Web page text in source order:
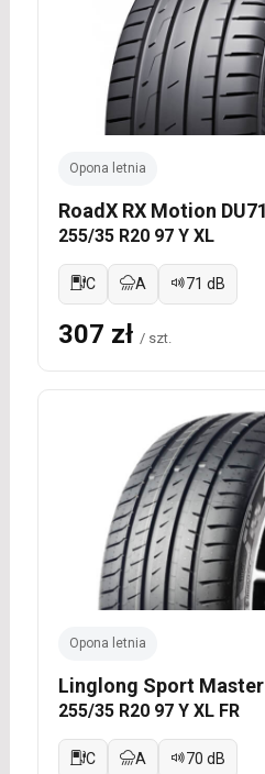
Opona letnia
RoadX RX Motion DU71
255/35 R20 97 Y XL
C A 71 dB
307 zł / szt.
Opona letnia
Linglong Sport Master
255/35 R20 97 Y XL FR
C A 70 dB